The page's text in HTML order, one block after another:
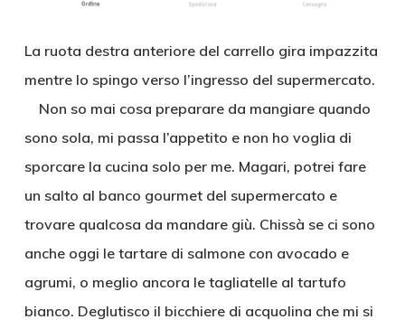
La ruota destra anteriore del carrello gira impazzita
mentre lo spingo verso l’ingresso del supermercato.
Non so mai cosa preparare da mangiare quando
sono sola, mi passa l’appetito e non ho voglia di
sporcare la cucina solo per me. Magari, potrei fare
un salto al banco gourmet del supermercato e
trovare qualcosa da mandare giù. Chissà se ci sono
anche oggi le tartare di salmone con avocado e
agrumi, o meglio ancora le tagliatelle al tartufo
bianco. Deglutisco il bicchiere di acquolina che mi si